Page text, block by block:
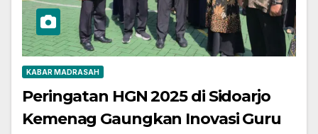
KABAR MADRASAH
Peringatan HGN 2025 di Sidoarjo
Kemenag Gaungkan Inovasi Guru